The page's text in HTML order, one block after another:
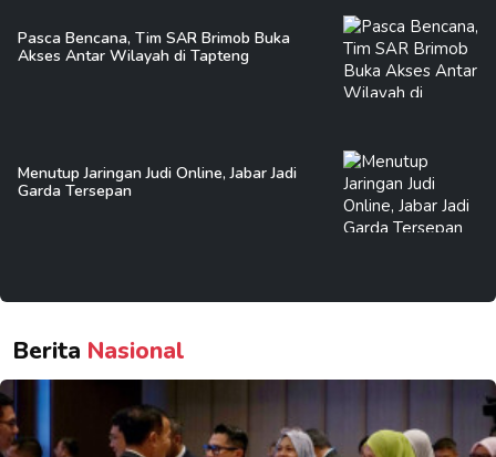
Pasca Bencana, Tim SAR Brimob Buka
Akses Antar Wilayah di Tapteng
Menutup Jaringan Judi Online, Jabar Jadi
Garda Tersepan
Berita Nasional